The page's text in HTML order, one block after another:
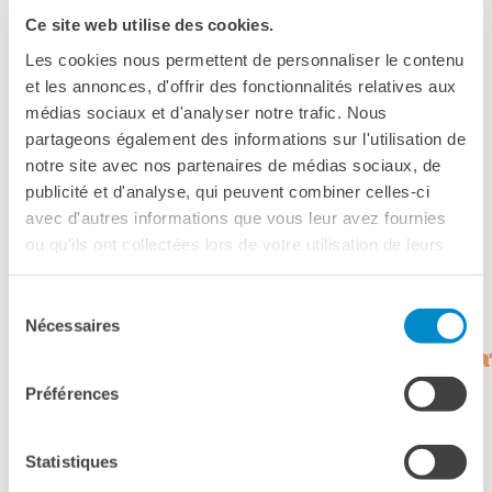
Ce site web utilise des cookies.
Les cookies nous permettent de personnaliser le contenu
et les annonces, d'offrir des fonctionnalités relatives aux
médias sociaux et d'analyser notre trafic. Nous
partageons également des informations sur l'utilisation de
notre site avec nos partenaires de médias sociaux, de
publicité et d'analyse, qui peuvent combiner celles-ci
avec d'autres informations que vous leur avez fournies
ou qu'ils ont collectées lors de votre utilisation de leurs
Nécessaires
Préférences
Statistiques
MÉDIATHÈQUE
Catalogo online
Culturethèque
Salon de lecture (online)
LIBRAIRIE FRANÇAISE DE
FLORENCE
CONSULAT DE FRANCE À
FLORENCE
17 décembre 2024, 17:00
Institut français Firenze
Palazzo Lenzi, Piazza Ognissanti, 2
Firenze
Téléphone +39 055 2718801
Fax firenze@institutfrancais.it
I Concerti del martedì del
Il Conservatorio Luigi Cherubini e l’Istituto Francese di
concerti da camera che si